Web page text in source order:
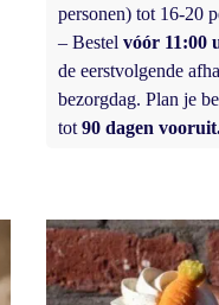
personen) tot 16-20
– Bestel vóór 11:00
de eerstvolgende
bezorgdag. Plan je
tot 90 dagen